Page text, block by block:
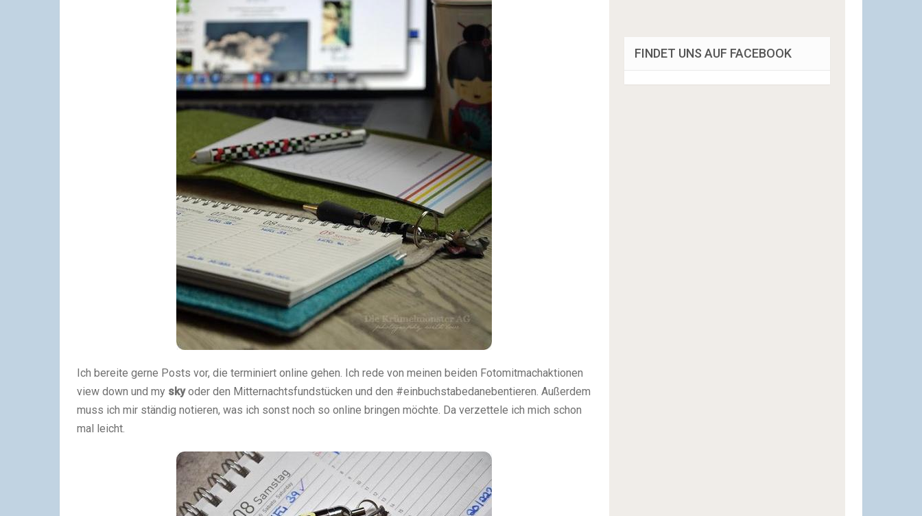
Ich bereite gerne Posts vor, die terminiert online gehen. Ich rede von meinen beiden Fotomitmachaktionen
view down und my skyoder den Mitternachtsfundstücken und den #einbuchstabedanebentieren. Außerdem
muss ich mir ständig notieren, was ich sonst noch so online bringen möchte. Da verzettele ich mich schon
mal leicht.
FINDET UNS AUF FACEBOOK